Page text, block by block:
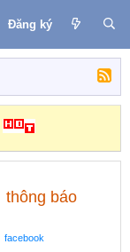
Đăng ký
thông báo
facebook